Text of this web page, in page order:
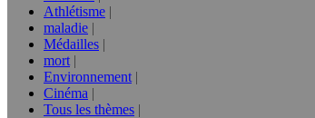
Athlétisme
maladie
Médailles
mort
Environnement
Cinéma
Tous les thèmes